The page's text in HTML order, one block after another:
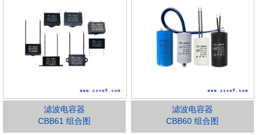
滤波电容器
CBB61 组合图
滤波电容器
CBB60 组合图